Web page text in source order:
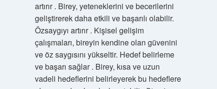
artırır . Birey, yeteneklerini ve becerilerini
geliştirerek daha etkili ve başarılı olabilir.
Özsaygıyı artırır . Kişisel gelişim
çalışmaları, bireyin kendine olan güvenini
ve öz saygısını yükseltir. Hedef belirleme
ve başarı sağlar . Birey, kısa ve uzun
vadeli hedeflerini belirleyerek bu hedeflere